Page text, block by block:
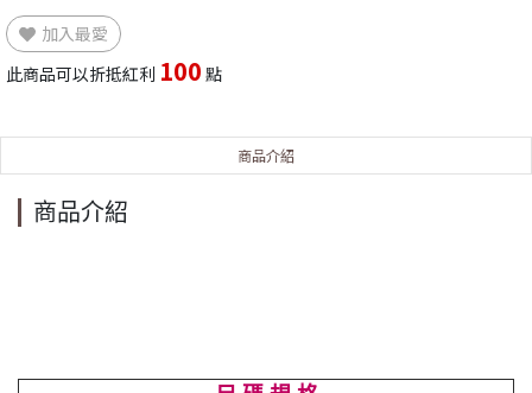
加入最愛
此商品可以折抵紅利 100 點
商品介紹
商品介紹